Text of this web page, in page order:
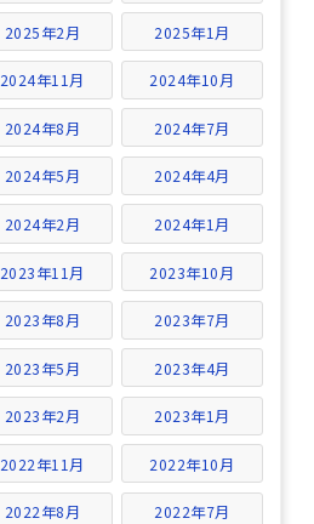
2025年2月 2025年1月
2024年11月 2024年10月
2024年8月 2024年7月
2024年5月 2024年4月
2024年2月 2024年1月
2023年11月 2023年10月
2023年8月 2023年7月
2023年5月 2023年4月
2023年2月 2023年1月
2022年11月 2022年10月
2022年8月 2022年7月